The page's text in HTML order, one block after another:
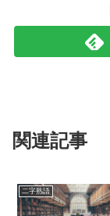
関連記事
二字熟語